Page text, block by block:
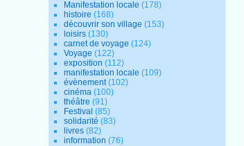
Manifestation locale (178)
histoire (168)
découvrir son village (153)
loisirs (130)
carnet de voyage (124)
Voyage (122)
exposition (112)
manifestation locale (109)
évènement(102)
cinéma (100)
théâtre (91)
Festival (85)
solidarité (83)
livres (82)
information (76)